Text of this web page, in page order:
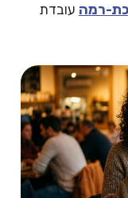
רמה עובדת